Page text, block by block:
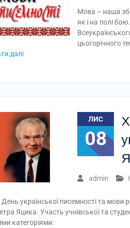
Мова – наша
як і на полі
цьогорічного
далі
ЛИС
08
admin
української писемності та
Яцика. Участь учнівської та
категоріями: